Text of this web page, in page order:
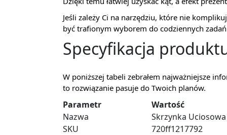
Jeśli zależy Ci na narzędziu, które nie
być trafionym wyborem do codziennych
Specyfikacja
W poniższej tabeli zebrałem najważniejsze
to rozwiązanie pasuje do Twoich planów.
Parametr
Wartość
Nazwa
Skrzynka
SKU
720ff1217792